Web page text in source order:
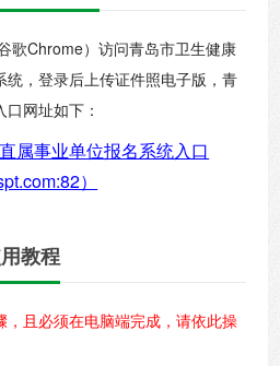
歌Chrome）访问青岛市卫生健康
，登录后上传证件照电子版，青
网址如下：
属事业单位报名系统入口
）
教程
，且必须在电脑端完成，请依此操